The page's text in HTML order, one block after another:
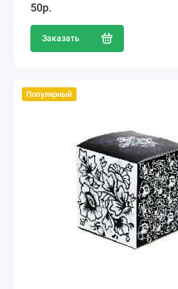
50р.
Заказать
Популярный